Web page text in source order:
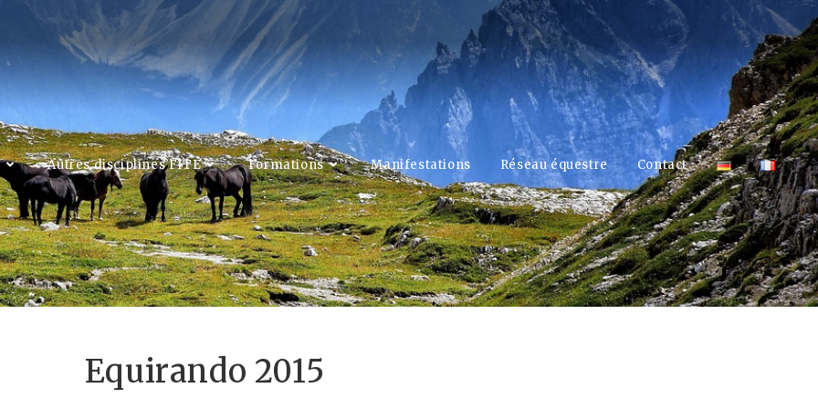
Autres disciplines FITE Formations Manifestations Réseau équestre Contact
Equirando 2015